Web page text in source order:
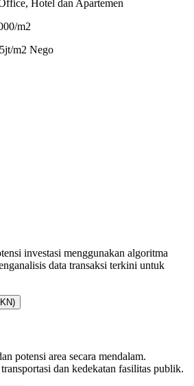
Hotel dan Apartemen
m2
m2 Nego
investasi menggunakan algoritma
data transaksi terkini untuk
potensi area secara mendalam.
dan kedekatan fasilitas publik.